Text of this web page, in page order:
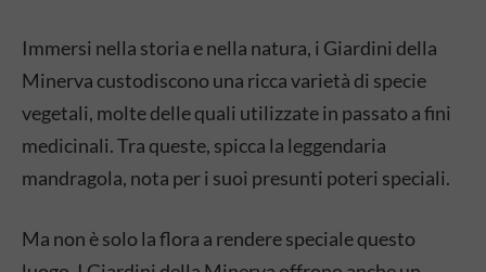
Immersi nella storia e nella natura, i Giardini della
Minerva custodiscono una ricca varietà di specie
vegetali, molte delle quali utilizzate in passato a fini
medicinali. Tra queste, spicca la leggendaria
mandragola, nota per i suoi presunti poteri speciali.
Ma non è solo la flora a rendere speciale questo